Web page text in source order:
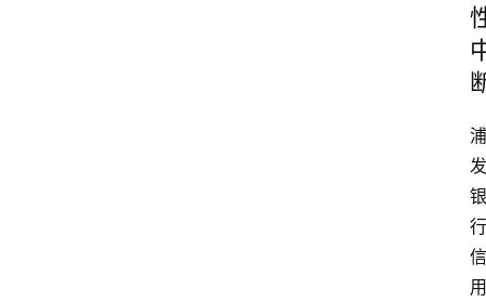
浦
发
银
行
信
用